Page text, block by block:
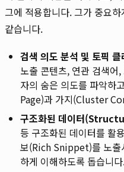
그에 적용합니다. 그가 중요
같습니다.
검색 의도 분석 및 토픽
노출 콘텐츠, 연관 검색어
자의 숨은 의도를 파악하
Page)과 가지(Cluster
구조화된 데이터
등 구조화된 데이터를 활
보(Rich Snippet)를 노출
하게 이해하도록 돕습니